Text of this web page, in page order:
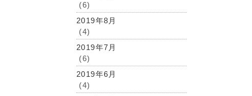
(6)
2019年8月
(4)
2019年7月
(6)
2019年6月
(4)